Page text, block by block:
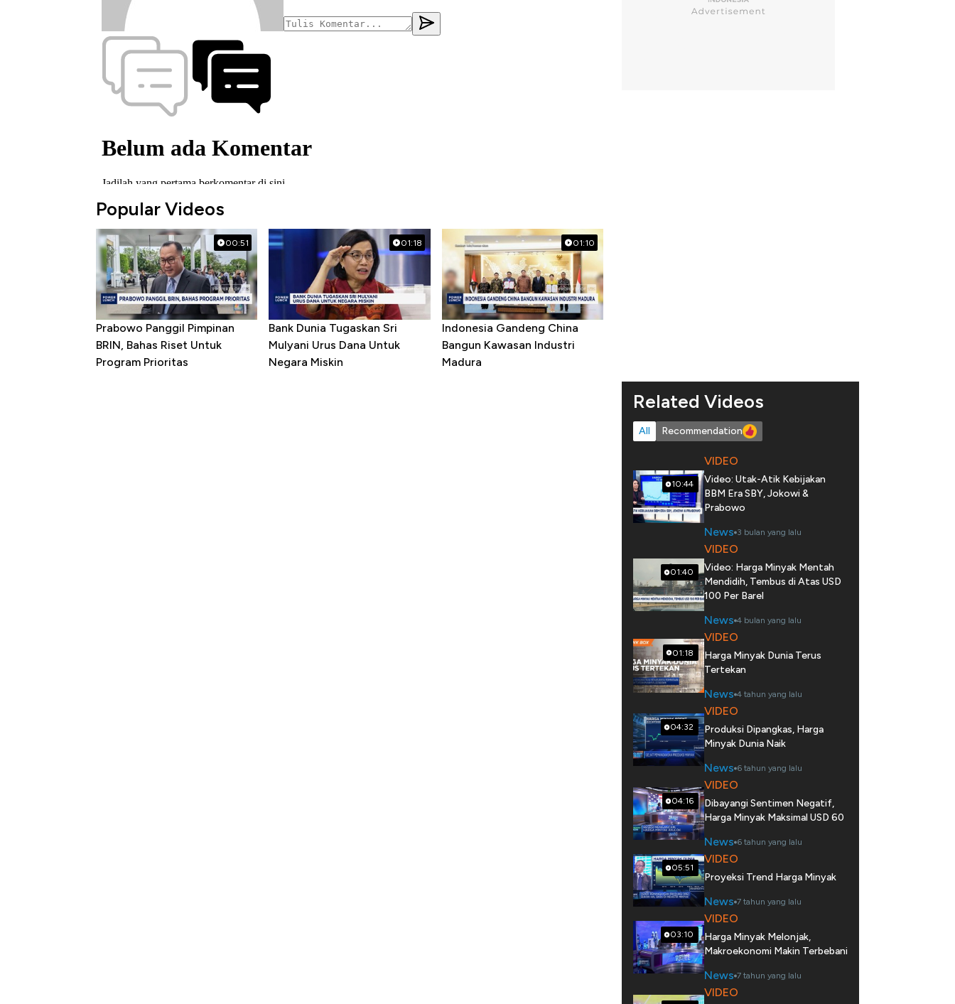
Popular Videos
00:51
Prabowo Panggil Pimpinan
BRIN, Bahas Riset Untuk
Program Prioritas
01:18
Bank Dunia Tugaskan Sri
Mulyani Urus Dana Untuk
Negara Miskin
01:10
Indonesia Gandeng China
Bangun Kawasan Industri
Madura
Related Videos
All Recommendation
10:44
VIDEO
Video: Utak-Atik Kebijakan
BBM Era SBY, Jokowi &
Prabowo
News 3 bulan yang lalu
01:40
VIDEO
Video: Harga Minyak Mentah
Mendidih, Tembus di Atas USD
100 Per Barel
News 4 bulan yang lalu
01:18
VIDEO
Harga Minyak Dunia Terus
Tertekan
News 4 tahun yang lalu
04:32
VIDEO
Produksi Dipangkas, Harga
Minyak Dunia Naik
News 6 tahun yang lalu
04:16
VIDEO
Dibayangi Sentimen Negatif,
Harga Minyak Maksimal USD 60
News 6 tahun yang lalu
05:51
VIDEO
Proyeksi Trend Harga Minyak
News 7 tahun yang lalu
03:10
VIDEO
Harga Minyak Melonjak,
Makroekonomi Makin Terbebani
News 7 tahun yang lalu
VIDEO